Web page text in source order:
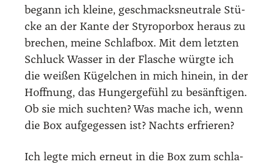
begann ich klei­ne, geschmacks­neu­tra­le Stü­
cke an der Kan­te der Sty­ro­por­box her­aus zu
bre­chen, mei­ne Schlaf­box. Mit dem letz­ten
Schluck Was­ser in der Fla­sche würg­te ich
die wei­ßen Kügel­chen in mich hin­ein, in der
Hoff­nung, das Hun­ger­ge­fühl zu besänf­ti­gen.
Ob sie mich such­ten? Was mache ich, wenn
die Box auf­ge­ges­sen ist? Nachts erfrie­ren?
Ich leg­te mich erneut in die Box zum schla­